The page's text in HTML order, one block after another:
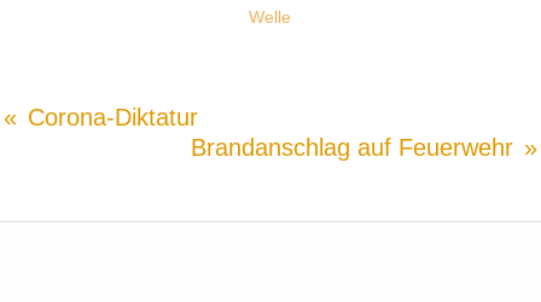
Welle
Corona-Diktatur
Brandanschlag auf Feuerwehr